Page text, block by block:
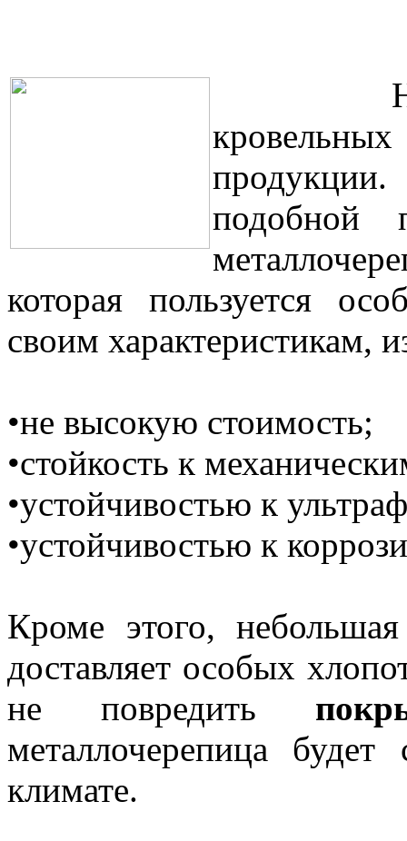
кровельных
подобной
которая пользуется
своим характеристикам,
•не высокую стоимость;
•стойкость к
•устойчивостью к
•устойчивостью к
Кроме этого,
доставляет особых
не повредить
металлочерепица
климате.